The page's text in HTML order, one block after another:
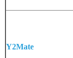
Y2Mate